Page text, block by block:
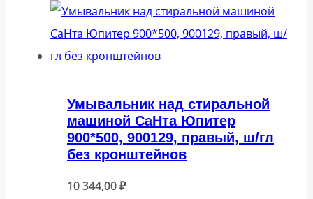
Умывальник над стиральной
машиной СаНта Юпитер
900*500, 900129, правый, ш/гл
без кронштейнов
10 344,00₽